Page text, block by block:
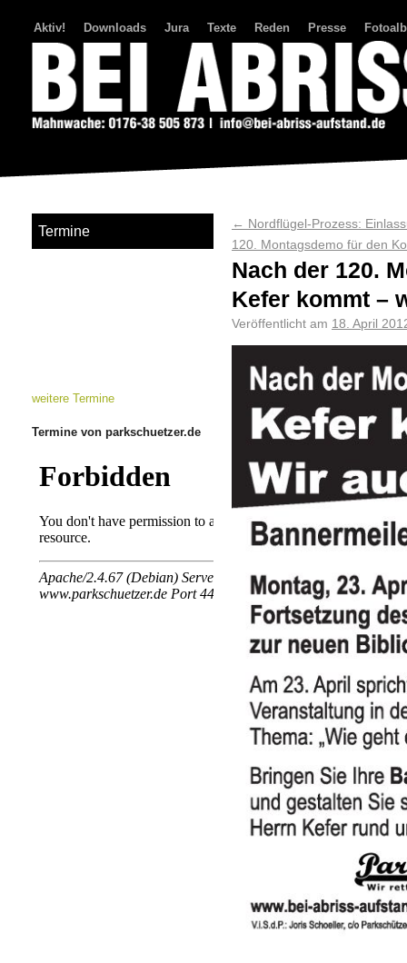
Aktiv! Downloads Jura Texte Reden Presse
← Nordflügel-Prozess:
120. Montagsdemo für den
Nach der 120.
Kefer kommt –
Veröffentlicht am 18. April
Termine
weitere Termine
Termine von parkschuetzer.de